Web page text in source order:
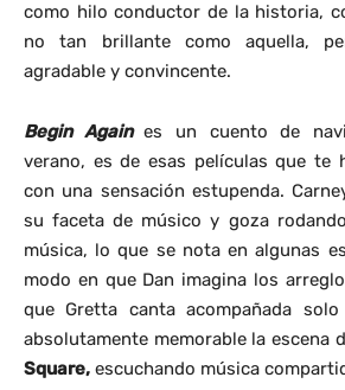
como hilo conductor de la historia,
no tan brillante como aquella,
agradable y convincente.
Begin Again es un cuento de
verano, es de esas películas que te
con una sensación estupenda.
su faceta de músico y goza
música, lo que se nota en algunas
modo en que Dan imagina los
que Gretta canta acompañada
absolutamente memorable la escena
Square, escuchando música